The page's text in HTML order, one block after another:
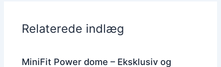
Relaterede indlæg
MiniFit Power dome – Eksklusiv og